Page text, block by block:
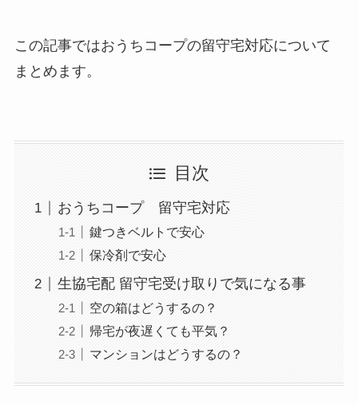
この記事ではおうちコープの留守宅対応について
まとめます。
目次
おうちコープ 留守宅対応
鍵つきベルトで安心
保冷剤で安心
生協宅配 留守宅受け取りで気になる事
空の箱はどうするの？
帰宅が夜遅くても平気？
マンションはどうするの？